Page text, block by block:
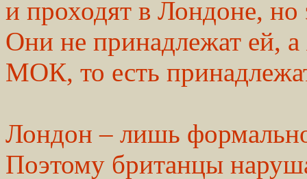
и проходят в Лондоне,
Они не принадлежат ей, а
МОК, то есть
Лондон – лишь
Поэтому британцы